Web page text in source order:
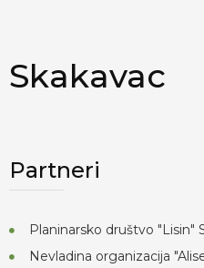
Skakavac
Partneri
Planinarsko društvo "Lisin"
Nevladina organizacija